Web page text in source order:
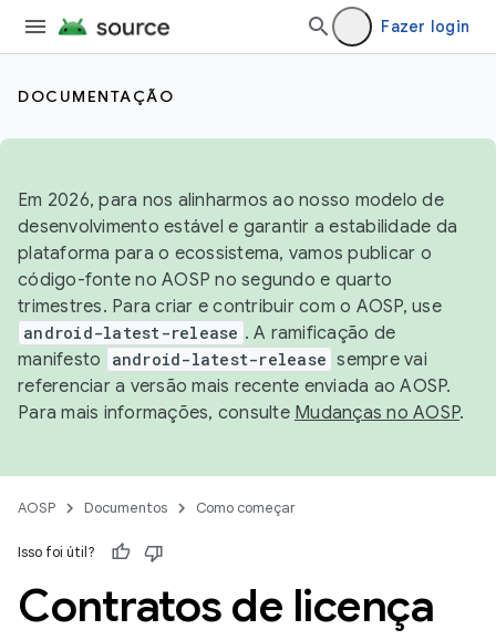
Fazer login
DOCUMENTAÇÃO
Em 2026, para nos alinharmos ao nosso modelo de
desenvolvimento estável e garantir a estabilidade da
plataforma para o ecossistema, vamos publicar o
código-fonte no AOSP no segundo e quarto
trimestres. Para criar e contribuir com o AOSP, use
android-latest-release . A ramificação de
manifesto
android-latest-release sempre vai
referenciar a versão mais recente enviada ao AOSP.
Para mais informações, consulte Mudanças no AOSP.
AOSP Documentos Como começar
Isso foi útil?
Contratos de licença